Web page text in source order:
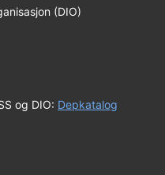
(DIO)
og DIO: Depkatalog